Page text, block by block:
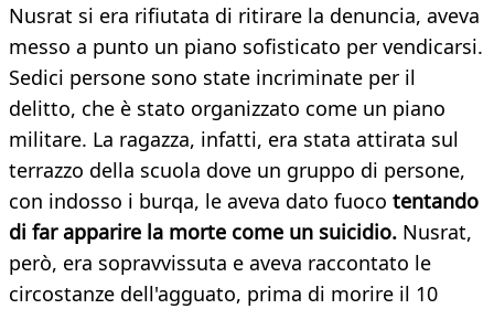
Nusrat si era rifiutata di ritirare la denuncia, aveva
messo a punto un piano sofisticato per vendicarsi.
Sedici persone sono state incriminate per il
delitto, che è stato organizzato come un piano
militare. La ragazza, infatti, era stata attirata sul
terrazzo della scuola dove un gruppo di persone,
con indosso i burqa, le aveva dato fuoco tentando
di far apparire la morte come un suicidio. Nusrat,
però, era sopravvissuta e aveva raccontato le
circostanze dell'agguato, prima di morire il 10